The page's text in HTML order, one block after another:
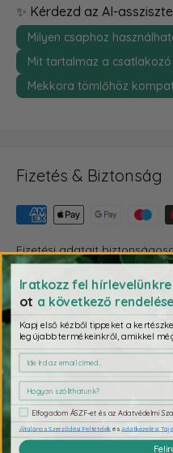
✨ Kérdezd az AI-
Milyen csaphoz
Mit tartalmaz a
Mekkora tömlőhöz
Fizetés & Biztonság
Fizetési adatait
információkhoz.
Ezeket se hagyd ki
Iratkozz fel
ot a következő
Kapj első kézből tippeket a
legújabb termékeinkről, amikkel
Elfogadom ÁSZF-et és az Adatvédelmi
Általános Szerződési FeltételekésAdatkezelési